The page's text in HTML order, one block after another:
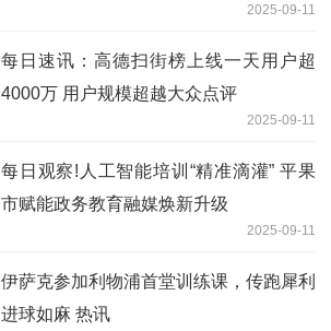
2025-09-11
每日速讯：高德扫街榜上线一天用户超
4000万 用户规模超越大众点评
2025-09-11
每日观察!人工智能培训“精准滴灌” 平果
市赋能政务教育融媒焕新升级
2025-09-11
伊萨克参加利物浦首堂训练课，传跑犀利
进球如麻 热讯